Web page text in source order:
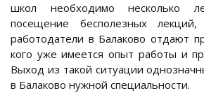
школ необходимо несколько
посещение бесполезных
работодатели в Балаково отдают
кого уже имеется опыт работы и
Выход из такой ситуации
в Балаково нужной специальности.